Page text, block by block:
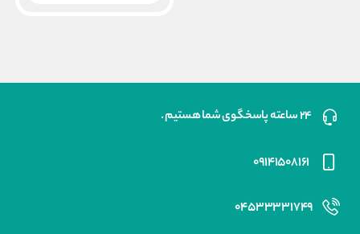
۲۴ ساعته پاسخگوی شما هستیم .
۰۹۱۴۱۵۰۸۱۶۱
۰۴۵۳۳۳۳۱۷۴۹